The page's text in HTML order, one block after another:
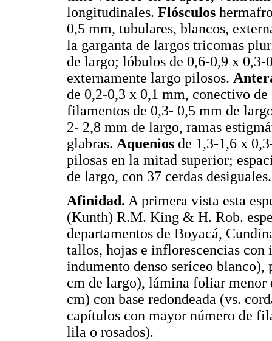
longitudinales. Flósculos
0,5 mm, tubulares, blancos,
la garganta de largos tricomas
de largo; lóbulos de 0,6-0,9 x
externamente largo pilosos.
de 0,2-0,3 x 0,1 mm, conectivo
filamentos de 0,3- 0,5 mm de
2- 2,8 mm de largo, ramas
glabras. Aquenios de 1,3-1,6 x
pilosas en la mitad superior;
de largo, con 37 cerdas desiguales.
Afinidad. A primera vista esta
(Kunth) R.M. King & H. Rob.
departamentos de Boyacá,
tallos, hojas e inflorescencias
indumento denso seríceo
cm de largo), lámina foliar menor
cm) con base redondeada (vs.
capítulos con mayor número de
lila o rosados).